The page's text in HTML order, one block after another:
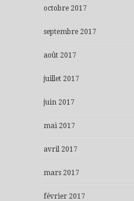
octobre 2017
septembre 2017
août 2017
juillet 2017
juin 2017
mai 2017
avril 2017
mars 2017
février 2017